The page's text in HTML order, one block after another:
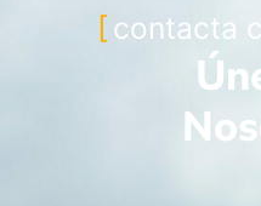
contacta